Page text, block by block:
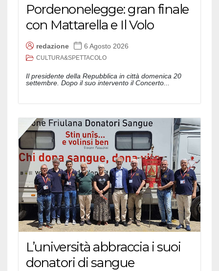
Pordenonelegge: gran finale
con Mattarella e Il Volo
redazione 6 Agosto 2026
CULTURA&SPETTACOLO
Il presidente della Repubblica in città domenica 20
settembre. Dopo il suo intervento il Concerto...
L’università abbraccia i suoi
donatori di sangue